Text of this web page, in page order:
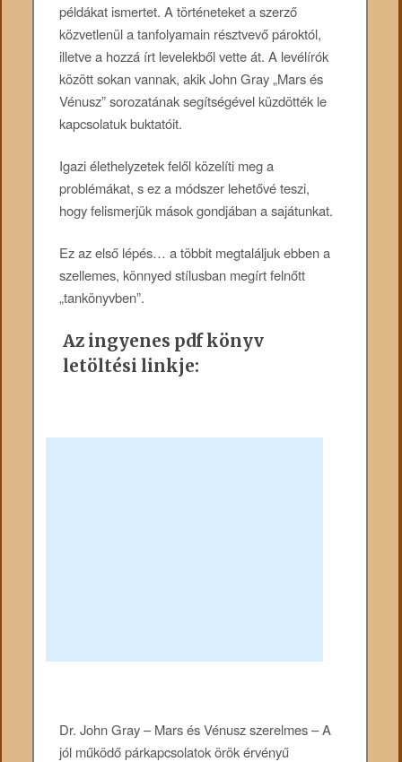
példákat ismertet. A történeteket a szerző
közvetlenül a tanfolyamain résztvevő pároktól,
illetve a hozzá írt levelekből vette át. A levélírók
között sokan vannak, akik John Gray „Mars és
Vénusz” sorozatának segítségével küzdötték le
kapcsolatuk buktatóit.
Igazi élethelyzetek felől közelíti meg a
problémákat, s ez a módszer lehetővé teszi,
hogy felismerjük mások gondjában a sajátunkat.
Ez az első lépés… a többit megtaláljuk ebben a
szellemes, könnyed stílusban megírt felnőtt
„tankönyvben”.
Az ingyenes pdf könyv
letöltési linkje:
Dr. John Gray – Mars és Vénusz szerelmes – A
jól működő párkapcsolatok örök érvényű